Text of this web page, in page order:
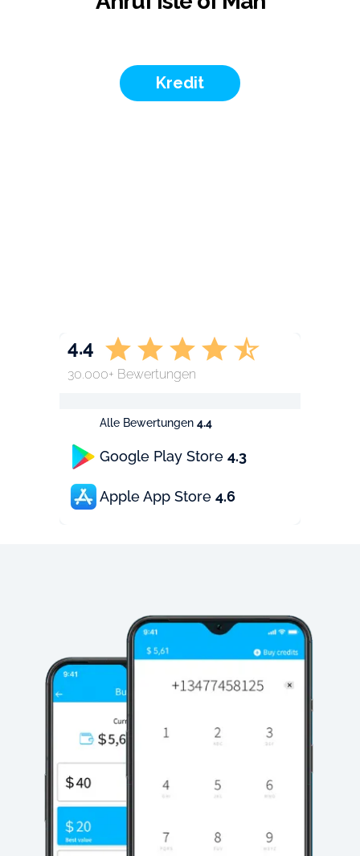
Kredit
Alle Bewertungen 4.4
Google Play Store 4.3
Apple App Store 4.6
4.4
30.000+ Bewertungen